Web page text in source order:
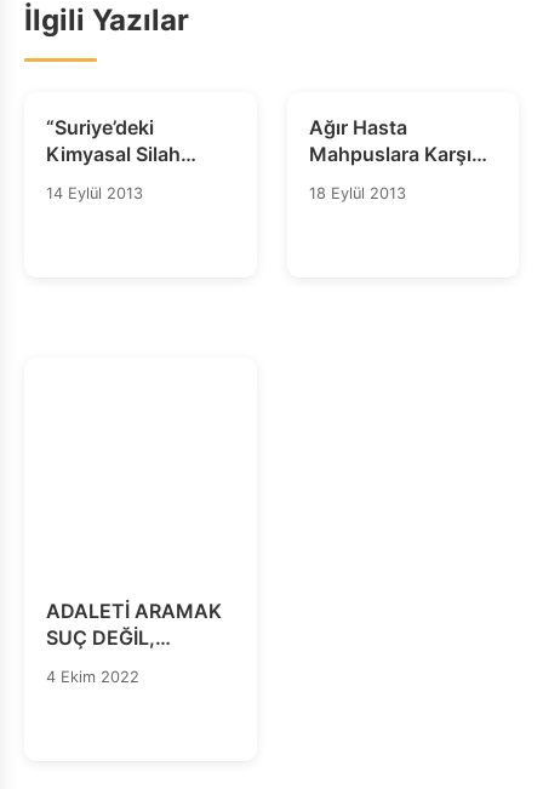
İlgili Yazılar
“Suriye’deki
Kimyasal Silah
Ancak Daha Fazla
14 Eylül 2013
Ağır Hasta
Mahpuslara Karşı
Ediyor
18 Eylül 2013
ADALETİ ARAMAK
SUÇ DEĞİL,
SAĞLAMAMAK
4 Ekim 2022